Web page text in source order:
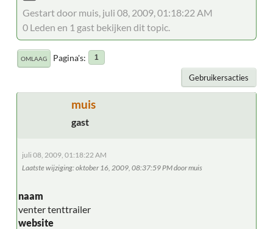
Gestart door muis, juli 08, 2009, 01:18:22 AM
0 Leden en 1 gast bekijken dit topic.
OMLAAG Pagina's 1
Gebruikersacties
muis
gast
juli 08, 2009, 01:18:22 AM
Laatste wijziging: oktober 16, 2009, 08:37:59 PM door muis
naam
venter tenttrailer
website